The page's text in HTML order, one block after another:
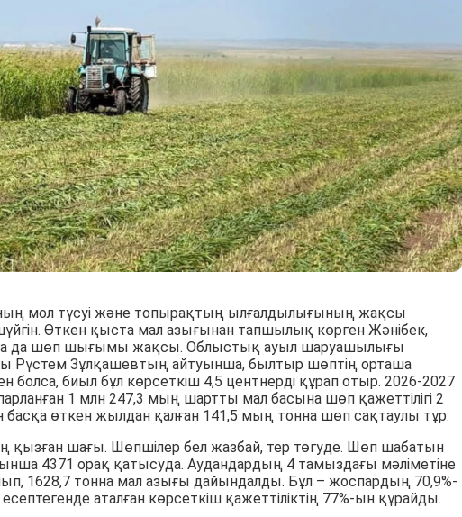
мол түсуі және топырақтың ылғалдылығының жақсы
Өткен қыста мал азығынан тапшылық көрген Жәнібек,
да шөп шығымы жақсы. Облыстық ауыл шаруашылығы
Рүстем Зұлқашевтың айтуынша, былтыр шөптің орташа
болса, биыл бұл көрсеткіш 4,5 центнерді құрап отыр. 2026-2027
1 млн 247,3 мың шартты мал басына шөп қажеттілігі 2
өткен жылдан қалған 141,5 мың тонна шөп сақтаулы тұр.
қызған шағы. Шөпшілер бел жазбай, тер төгуде. Шөп шабатын
4371 орақ қатысуда. Аудандардың 4 тамыздағы мәліметіне
1628,7 тонна мал азығы дайындалды. Бұл – жоспардың 70,9%-
аталған көрсеткіш қажеттіліктің 77%-ын құрайды.